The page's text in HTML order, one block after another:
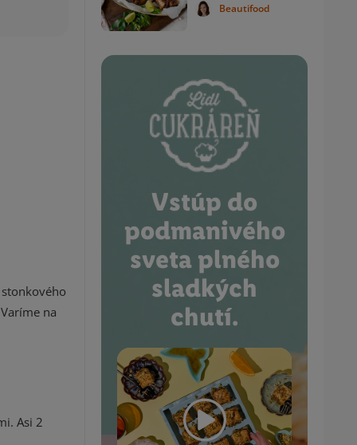
na
Asi 2
Beautifood
Vstúp do
podmanivého
sveta plného
sladkých
chutí.